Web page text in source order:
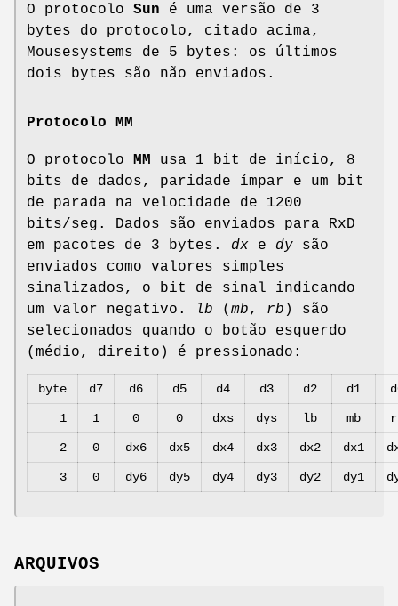
O protocolo Sun é uma versão de 3
bytes do protocolo, citado acima,
Mousesystems de 5 bytes: os últimos
dois bytes são não enviados.
Protocolo MM
O protocolo MM usa 1 bit de início, 8
bits de dados, paridade ímpar e um bit
de parada na velocidade de 1200
bits/seg. Dados são enviados para RxD
em pacotes de 3 bytes. dx e dy são
enviados como valores simples
sinalizados, o bit de sinal indicando
um valor negativo.
lb ( mb, rb ) são
selecionados quando o botão esquerdo
(médio, direito) é pressionado:
byte d7 d6 d5 d4 d3 d2 d1
1 1 0 0 dxs dys lb mb
2 0 dx6 dx5 dx4 dx3 dx2 dx1
3 0 dy6 dy5 dy4 dy3 dy2 dy1
ARQUIVOS